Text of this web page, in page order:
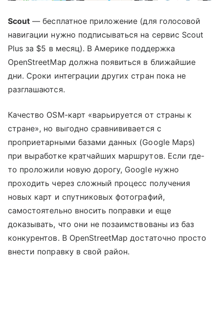
Scout — бесплатное приложение (для голосовой
навигации нужно подписываться на сервис Scout
Plus за $5 в месяц). В Америке поддержка
OpenStreetMap должна появиться в ближайшие
дни. Сроки интеграции других стран пока не
разглашаются.
Качество OSM-карт «варьируется от страны к
стране», но выгодно сравнививается с
проприетарными базами данных (Google Maps)
при выработке кратчайших маршрутов. Если где-
то проложили новую дорогу, Google нужно
проходить через сложный процесс получения
новых карт и спутниковых фотографий,
самостоятельно вносить поправки и еще
доказывать, что они не позаимствованы из баз
конкурентов. В OpenStreetMap достаточно просто
внести поправку в свой район.